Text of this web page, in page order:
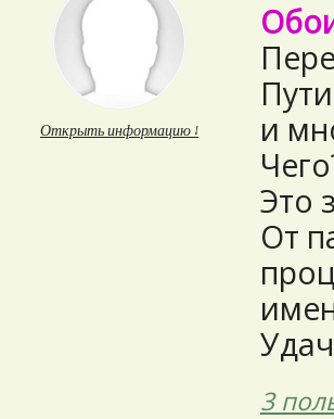
Открыть информацию ↓
и
Это
От
3